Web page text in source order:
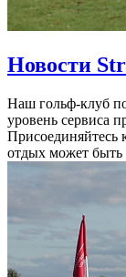
Новости
Наш гольф-клуб
уровень сервиса
Присоединяйтесь
отдых может